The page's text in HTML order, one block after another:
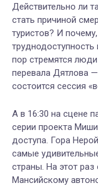
Действительно ли
стать причиной
туристов? И
труднодоступность
пор стремятся
перевала Дятлова
состоится сессия
А в 16:30 на сцене
серии проекта
доступа. Гора
самые
страны. На этот
Мансийскому